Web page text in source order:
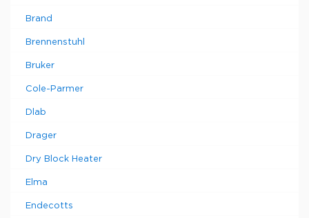
Brand
Brennenstuhl
Bruker
Cole-Parmer
Dlab
Drager
Dry Block Heater
Elma
Endecotts